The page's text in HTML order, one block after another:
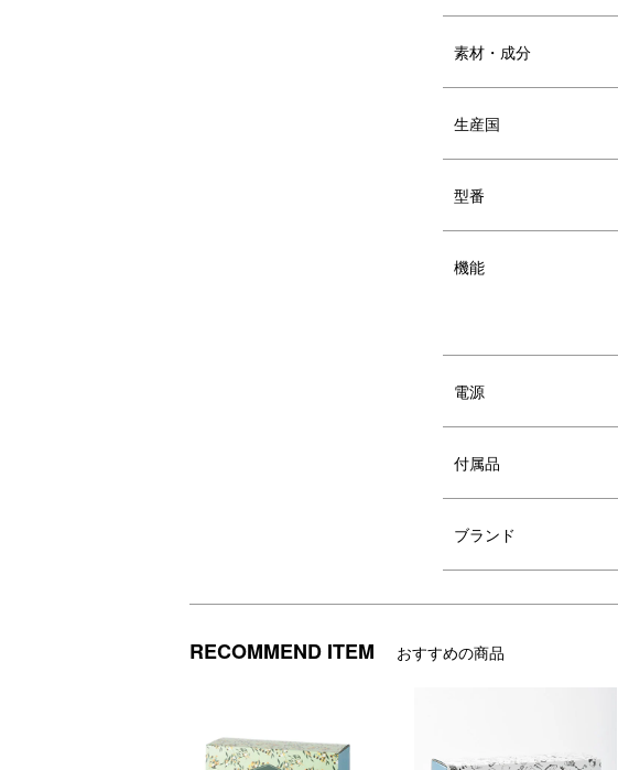
素材・成分
生産国
型番
機能
電源
付属品
ブランド
RECOMMEND ITEM おすすめの商品